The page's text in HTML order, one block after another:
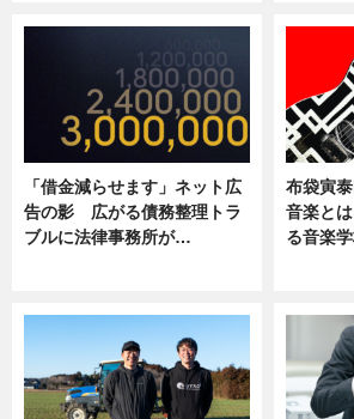
「借金減らせます」ネット広
告の影 広がる債務整理トラ
ブルに法律事務所が…
布袋寅
音楽と
る音楽